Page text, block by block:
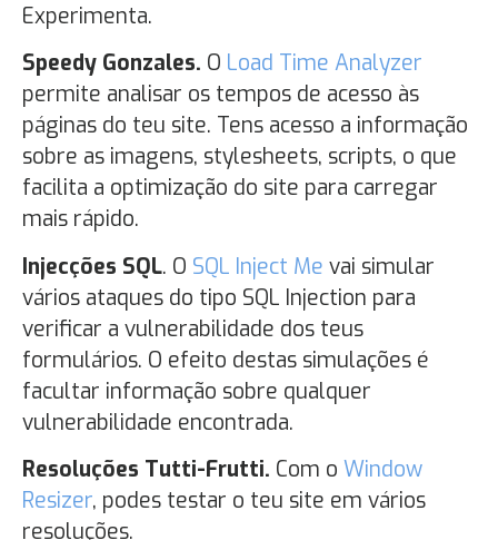
Experimenta.
Speedy Gonzales. O Load Time Analyzer
permite analisar os tempos de acesso às
páginas do teu site. Tens acesso a informação
sobre as imagens, stylesheets, scripts, o que
facilita a optimização do site para carregar
mais rápido.
Injecções SQL. O SQL Inject Me vai simular
vários ataques do tipo SQL Injection para
verificar a vulnerabilidade dos teus
formulários. O efeito destas simulações é
facultar informação sobre qualquer
vulnerabilidade encontrada.
Resoluções Tutti-Frutti. Com o Window
Resizer, podes testar o teu site em vários
resoluções.